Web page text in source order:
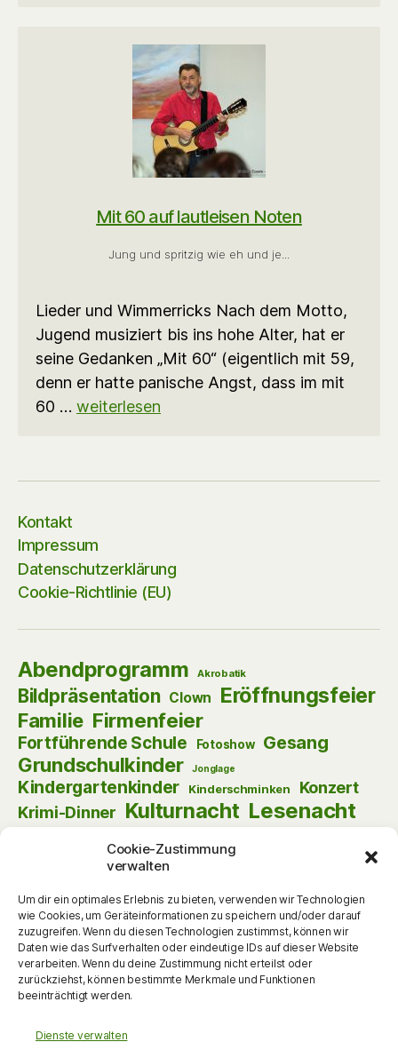
Cookie-Zustimmung
verwalten
Um dir ein optimales Erlebnis zu bieten, verwenden wir Technologien
wie Cookies, um Geräteinformationen zu speichern und/oder darauf
zuzugreifen. Wenn du diesen Technologien zustimmst, können wir
Daten wie das Surfverhalten oder eindeutige IDs auf dieser Website
verarbeiten. Wenn du deine Zustimmung nicht erteilst oder
zurückziehst, können bestimmte Merkmale und Funktionen
beeinträchtigt werden.
Dienste verwalten
Mit 60 auf lautleisen Noten
Jung und spritzig wie eh und je...
Lieder und Wimmerricks Nach dem Motto,
Jugend musiziert bis ins hohe Alter, hat er
seine Gedanken „Mit 60“ (eigentlich mit 59,
denn er hatte panische Angst, dass im mit
60 … weiterlesen
Kontakt
Impressum
Datenschutzerklärung
Cookie-Richtlinie (EU)
Abendprogramm Akrobatik
Bildpräsentation Clown Eröffnungsfeier
Familie Firmenfeier
Fortführende Schule Fotoshow Gesang
Grundschulkinder Jonglage
Kindergartenkinder Kinderschminken Konzert
Krimi-Dinner Kulturnacht Lesenacht
Pantomime Puppentheater
Szenische Lesung
Tag der offenen Tür Tanz Theater
Themenabend Vernissage Vorlesen
Vorschulkinder Vortrag Vortrag Walking Act
Weihnachten Werkstattgespräch Zauberei
zum Mitmachen